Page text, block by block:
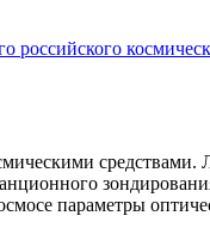
параметры